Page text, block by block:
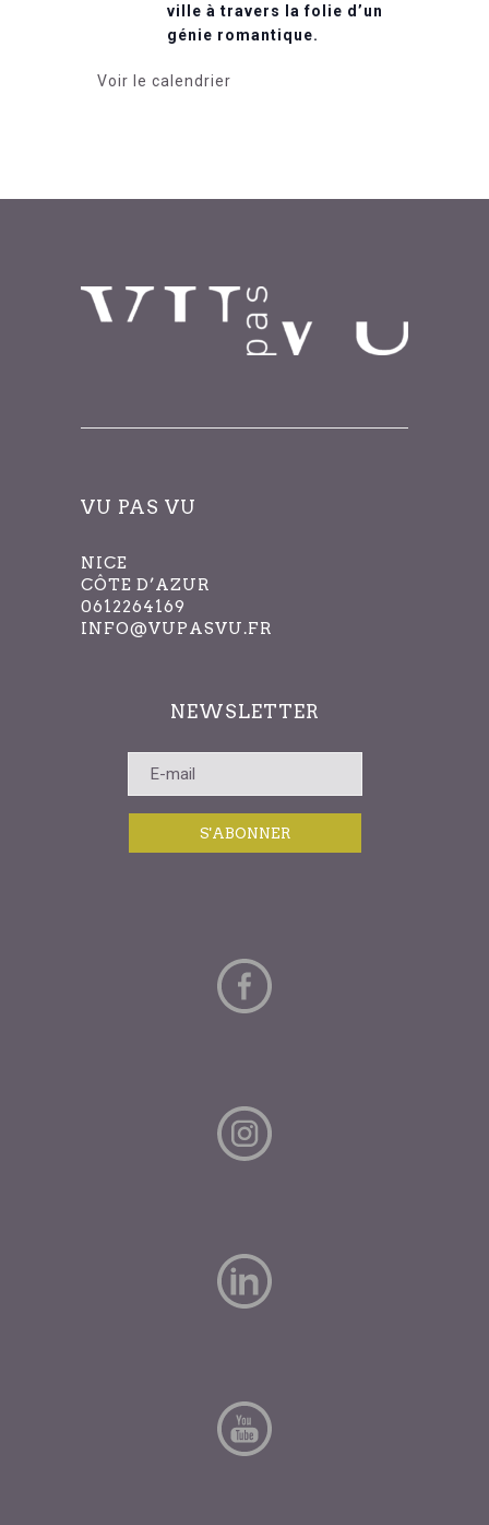
ville à travers la folie d’un
génie romantique.
Voir le calendrier
VU PAS VU
NICE
CÔTE D’AZUR
0612264169
INFO@VUPASVU.FR
NEWSLETTER
S'ABONNER